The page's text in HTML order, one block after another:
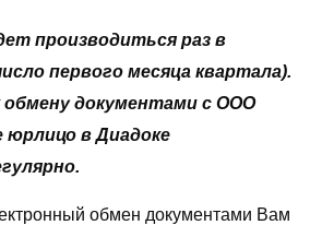
производиться раз в
первого месяца квартала).
обмену документами с ООО
в Диадоке
обмен документами Вам